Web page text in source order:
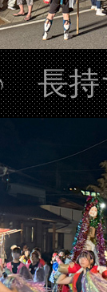
長持